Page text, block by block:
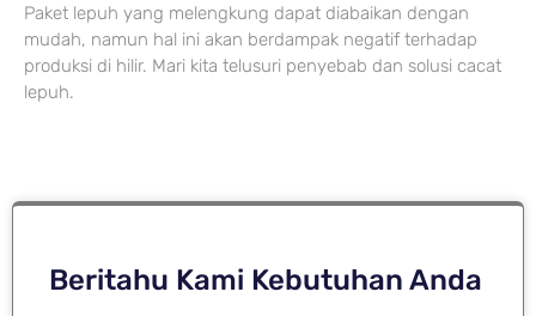
Paket lepuh yang melengkung dapat diabaikan dengan
mudah, namun hal ini akan berdampak negatif terhadap
produksi di hilir. Mari kita telusuri penyebab dan solusi cacat
lepuh.
Beritahu Kami Kebutuhan Anda